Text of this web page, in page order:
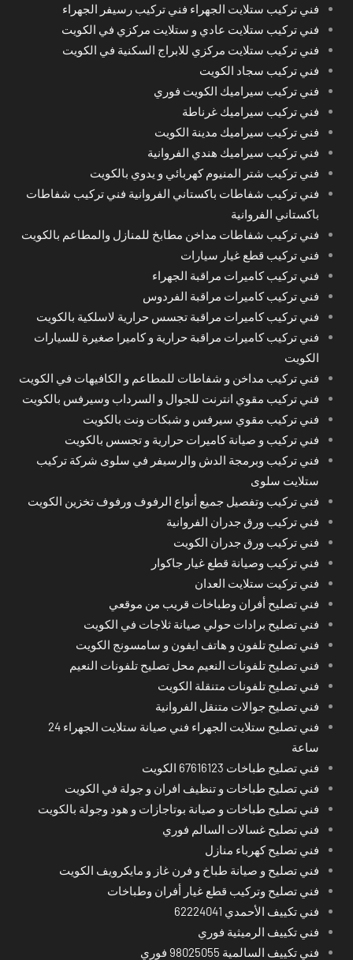
فني تركيب ستلايت الجهراء فني تركيب رسيفر الجهراء
فني تركيب ستلايت عادي و ستلايت مركزي في الكويت
فني تركيب ستلايت مركزي للابراج السكنية في الكويت
فني تركيب سجاد الكويت
فني تركيب سيراميك الكويت فوري
فني تركيب سيراميك غرناطة
فني تركيب سيراميك مدينة الكويت
فني تركيب سيراميك هندي الفروانية
فني تركيب شتر المنيوم كهربائي و يدوي بالكويت
فني تركيب شفاطات باكستاني الفروانية فني تركيب شفاطات
باكستاني الفروانية
فني تركيب شفاطات مداخن مطابخ للمنازل والمطاعم بالكويت
فني تركيب قطع غيار سيارات
فني تركيب كاميرات مراقبة الجهراء
فني تركيب كاميرات مراقبة الفردوس
فني تركيب كاميرات مراقبة تجسس حرارية لاسلكية بالكويت
فني تركيب كاميرات مراقبة حرارية و كاميرا صغيرة للسيارات
الكويت
فني تركيب مداخن و شفاطات للمطاعم و الكافيهات في الكويت
فني تركيب مقوي انترنت للجوال و السرداب وسيرفس بالكويت
فني تركيب مقوي سيرفس و شبكات ونت بالكويت
فني تركيب و صيانة كاميرات حرارية و تجسس بالكويت
فني تركيب وبرمجة الدش والرسيفر في سلوى شركة تركيب
ستلايت سلوى
فني تركيب وتفصيل جميع أنواع الرفوف ورفوف تخزين الكويت
فني تركيب ورق جدران الفروانية
فني تركيب ورق جدران الكويت
فني تركيب وصيانة قطع غيار جاكوار
فني تركيت ستلايت العدان
فني تصليح أفران وطباخات قريب من موقعي
فني تصليح برادات حولي صيانة ثلاجات في الكويت
فني تصليح تلفون و هاتف ايفون و سامسونج الكويت
فني تصليح تلفونات النعيم محل تصليح تلفونات النعيم
فني تصليح تلفونات متنقلة الكويت
فني تصليح جوالات متنقل الفروانية
فني تصليح ستلايت الجهراء فني صيانة ستلايت الجهراء 24
ساعة
فني تصليح طباخات 67616123 الكويت
فني تصليح طباخات و تنظيف افران و جولة في الكويت
فني تصليح طباخات و صيانة بوتاجازات و هود وجولة بالكويت
فني تصليح غسالات السالم فوري
فني تصليح كهرباء منازل
فني تصليح و صيانة طباخ و فرن غاز و مايكرويف الكويت
فني تصليح وتركيب قطع غيار أفران وطباخات
فني تكييف الأحمدي 62224041
فني تكييف الرميثية فوري
فني تكييف السالمية 98025055 فوري